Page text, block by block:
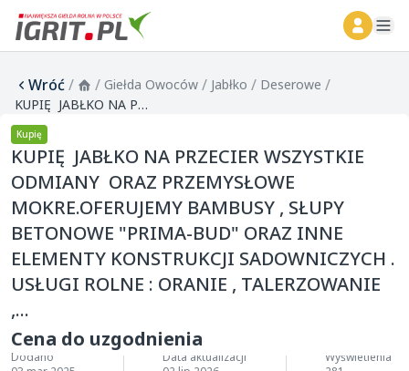
Wróć/ / Giełda Owoców / Jabłko / Deserowe /
KUPIĘ JABŁKO NA PRZECIER WSZYSTKIE ODMIANY ORAZ PRZEMYSŁOWE MOKRE.OFERUJEMY BAMBUSY , SŁUPY BETONOWE "PRIMA-BUD" ORAZ INNE ELEMENTY KONSTRUKCJI SADOWNICZYCH . USŁUGI ROLNE : ORANIE , TALERZOWANIE ,...
Kupię
KUPIĘ JABŁKO NA PRZECIER WSZYSTKIE
ODMIANY ORAZ PRZEMYSŁOWE
MOKRE.OFERUJEMY BAMBUSY , SŁUPY
BETONOWE "PRIMA-BUD" ORAZ INNE
ELEMENTY KONSTRUKCJI SADOWNICZYCH .
USŁUGI ROLNE : ORANIE , TALERZOWANIE
,...
Cena do uzgodnienia
Dodano
Data aktualizacji
Wyświetlenia